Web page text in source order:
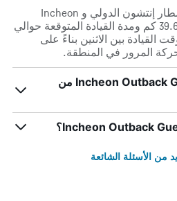
المسافة بين أقرب مطار، مطار إنتشون الدولي و Incheon
Outback Guesthouse هي 39.6 كم ومدة القيادة المتوقعة حوالي
القيادة بين الاثنين بناءً على
المرور في المنطقة.
ما مدى قرب Incheon Outback Guesthouse من
من الأسئلة الشائعة